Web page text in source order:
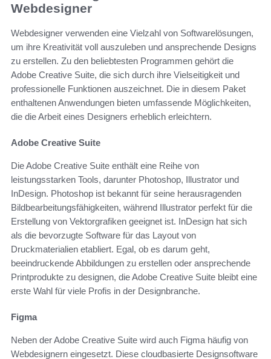
Webdesigner
Webdesigner verwenden eine Vielzahl von Softwarelösungen,
um ihre Kreativität voll auszuleben und ansprechende Designs
zu erstellen. Zu den beliebtesten Programmen gehört die
Adobe Creative Suite, die sich durch ihre Vielseitigkeit und
professionelle Funktionen auszeichnet. Die in diesem Paket
enthaltenen Anwendungen bieten umfassende Möglichkeiten,
die die Arbeit eines Designers erheblich erleichtern.
Adobe Creative Suite
Die Adobe Creative Suite enthält eine Reihe von
leistungsstarken Tools, darunter Photoshop, Illustrator und
InDesign. Photoshop ist bekannt für seine herausragenden
Bildbearbeitungsfähigkeiten, während Illustrator perfekt für die
Erstellung von Vektorgrafiken geeignet ist. InDesign hat sich
als die bevorzugte Software für das Layout von
Druckmaterialien etabliert. Egal, ob es darum geht,
beeindruckende Abbildungen zu erstellen oder ansprechende
Printprodukte zu designen, die Adobe Creative Suite bleibt eine
erste Wahl für viele Profis in der Designbranche.
Figma
Neben der Adobe Creative Suite wird auch Figma häufig von
Webdesignern eingesetzt. Diese cloudbasierte Designsoftware